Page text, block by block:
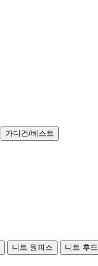
가디건/베스트
니트 원피스 니트 후